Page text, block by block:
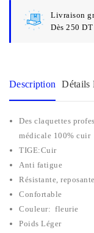
Livraison
Dès 250
Description Détails
Des claquettes
médicale 100% cuir
TIGE:Cuir
Anti fatigue
Résistante,
Confortable
Couleur: fleurie
Poids Léger